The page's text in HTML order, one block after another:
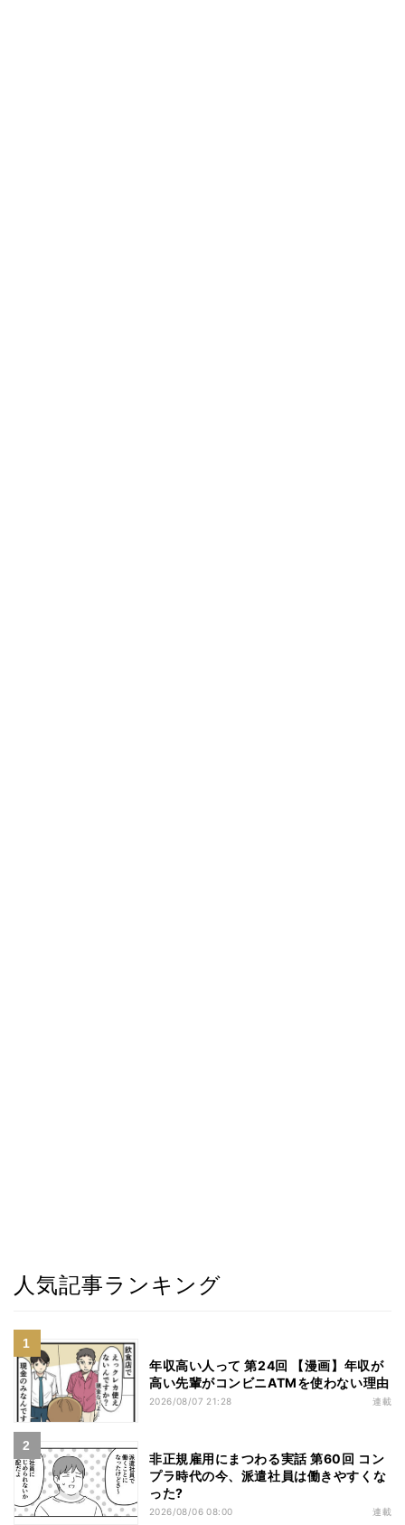
人気記事ランキング
年収高い人って 第24回 【漫画】年収が
高い先輩がコンビニATMを使わない理由
2026/08/07 21:28 連載
非正規雇用にまつわる実話 第60回 コン
プラ時代の今、派遣社員は働きやすくな
った?
2026/08/06 08:00 連載